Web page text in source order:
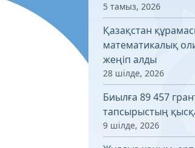
5 тамыз, 2026
Қазақстан
математикалық
жеңіп алды
28 шілде, 2026
Биылға 89 457
тапсырыстың
9 шілде, 2026